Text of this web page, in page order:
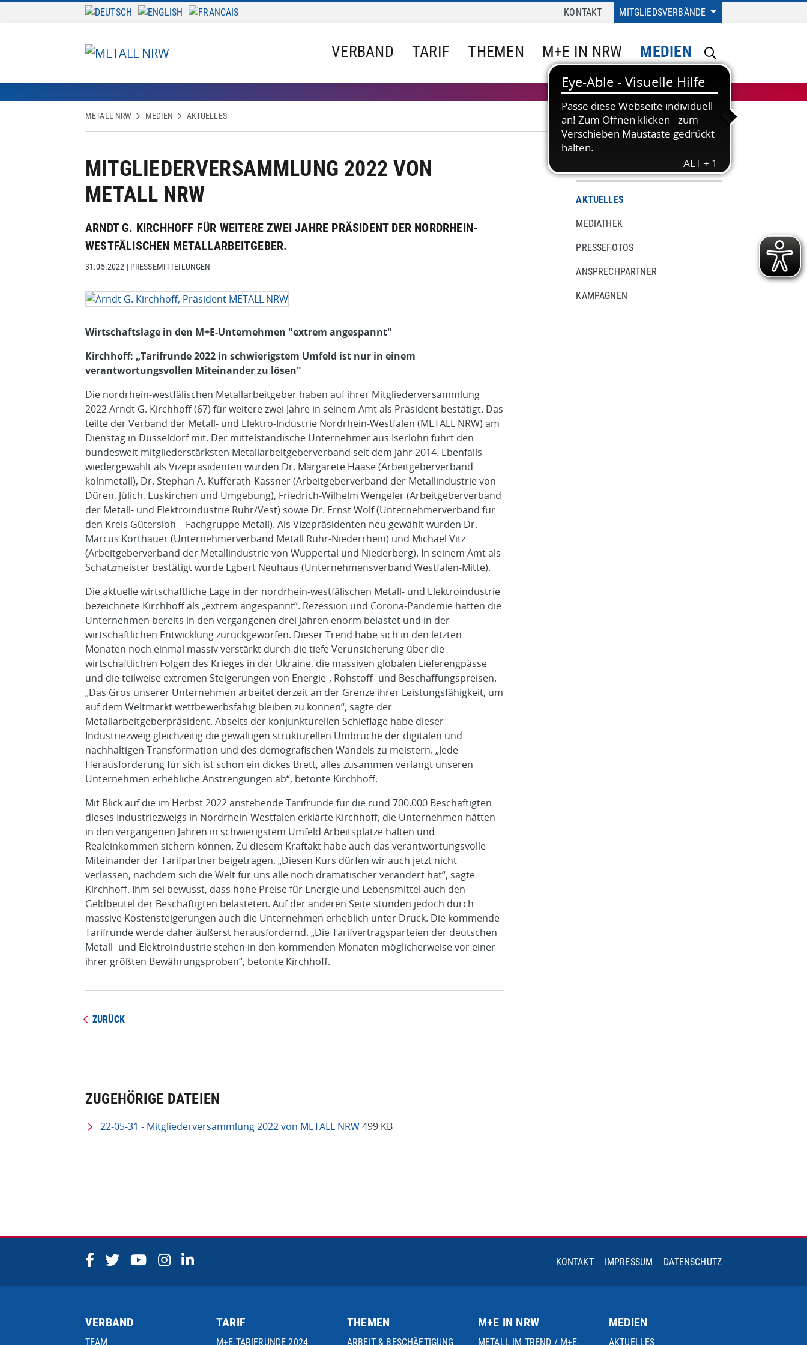
MITGLIEDSVERBÄNDE
KONTAKT
VERBAND TARIF THEMEN M+E IN NRW MEDIEN
METALL NRW MEDIEN AKTUELLES
MITGLIEDERVERSAMMLUNG 2022 VON
METALL NRW
ARNDT G. KIRCHHOFF FÜR WEITERE ZWEI JAHRE PRÄSIDENT DER NORDRHEIN-
WESTFÄLISCHEN METALLARBEITGEBER.
31.05.2022 | PRESSEMITTEILUNGEN
Wirtschaftslage in den M+E-Unternehmen "extrem angespannt"
Kirchhoff: „Tarifrunde 2022 in schwierigstem Umfeld ist nur in einem
verantwortungsvollen Miteinander zu lösen"
Die nordrhein-westfälischen Metallarbeitgeber haben auf ihrer Mitgliederversammlung
2022 Arndt G. Kirchhoff (67) für weitere zwei Jahre in seinem Amt als Präsident bestätigt. Das
teilte der Verband der Metall- und Elektro-Industrie Nordrhein-Westfalen (METALL NRW) am
Dienstag in Düsseldorf mit. Der mittelständische Unternehmer aus Iserlohn führt den
bundesweit mitgliederstärksten Metallarbeitgeberverband seit dem Jahr 2014. Ebenfalls
wiedergewählt als Vizepräsidenten wurden Dr. Margarete Haase (Arbeitgeberverband
kölnmetall), Dr. Stephan A. Kufferath-Kassner (Arbeitgeberverband der Metallindustrie von
Düren, Jülich, Euskirchen und Umgebung), Friedrich-Wilhelm Wengeler (Arbeitgeberverband
der Metall- und Elektroindustrie Ruhr/Vest) sowie Dr. Ernst Wolf (Unternehmerverband für
den Kreis Gütersloh – Fachgruppe Metall). Als Vizepräsidenten neu gewählt wurden Dr.
Marcus Korthäuer (Unternehmerverband Metall Ruhr-Niederrhein) und Michael Vitz
(Arbeitgeberverband der Metallindustrie von Wuppertal und Niederberg). In seinem Amt als
Schatzmeister bestätigt wurde Egbert Neuhaus (Unternehmensverband Westfalen-Mitte).
Die aktuelle wirtschaftliche Lage in der nordrhein-westfälischen Metall- und Elektroindustrie
bezeichnete Kirchhoff als „extrem angespannt“. Rezession und Corona-Pandemie hätten die
Unternehmen bereits in den vergangenen drei Jahren enorm belastet und in der
wirtschaftlichen Entwicklung zurückgeworfen. Dieser Trend habe sich in den letzten
Monaten noch einmal massiv verstärkt durch die tiefe Verunsicherung über die
wirtschaftlichen Folgen des Krieges in der Ukraine, die massiven globalen Lieferengpässe
und die teilweise extremen Steigerungen von Energie-, Rohstoff- und Beschaffungspreisen.
„Das Gros unserer Unternehmen arbeitet derzeit an der Grenze ihrer Leistungsfähigkeit, um
auf dem Weltmarkt wettbewerbsfähig bleiben zu können“, sagte der
Metallarbeitgeberpräsident. Abseits der konjunkturellen Schieflage habe dieser
Industriezweig gleichzeitig die gewaltigen strukturellen Umbrüche der digitalen und
nachhaltigen Transformation und des demografischen Wandels zu meistern. „Jede
Herausforderung für sich ist schon ein dickes Brett, alles zusammen verlangt unseren
Unternehmen erhebliche Anstrengungen ab“, betonte Kirchhoff.
Mit Blick auf die im Herbst 2022 anstehende Tarifrunde für die rund 700.000 Beschäftigten
dieses Industriezweigs in Nordrhein-Westfalen erklärte Kirchhoff, die Unternehmen hätten
in den vergangenen Jahren in schwierigstem Umfeld Arbeitsplätze halten und
Realeinkommen sichern können. Zu diesem Kraftakt habe auch das verantwortungsvolle
Miteinander der Tarifpartner beigetragen. „Diesen Kurs dürfen wir auch jetzt nicht
verlassen, nachdem sich die Welt für uns alle noch dramatischer verändert hat“, sagte
Kirchhoff. Ihm sei bewusst, dass hohe Preise für Energie und Lebensmittel auch den
Geldbeutel der Beschäftigten belasteten. Auf der anderen Seite stünden jedoch durch
massive Kostensteigerungen auch die Unternehmen erheblich unter Druck. Die kommende
Tarifrunde werde daher äußerst herausfordernd. „Die Tarifvertragsparteien der deutschen
Metall- und Elektroindustrie stehen in den kommenden Monaten möglicherweise vor einer
ihrer größten Bewährungsproben“, betonte Kirchhoff.
ZURÜCK
ZUGEHÖRIGE DATEIEN
22-05-31 - Mitgliederversammlung 2022 von METALL NRW499 KB
MEDIEN
AKTUELLES
MEDIATHEK
PRESSEFOTOS
ANSPRECHPARTNER
KAMPAGNEN
KONTAKT IMPRESSUM DATENSCHUTZ
VERBAND
TEAM
TARIF
M+E-TARIFRUNDE 2024
THEMEN
ARBEIT & BESCHÄFTIGUNG
M+E IN NRW
METALL IM TREND / M+E-
MEDIEN
AKTUELLES